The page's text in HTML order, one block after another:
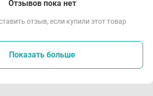
Отзывов пока нет
отзыв, если купили этот товар
Показать больше